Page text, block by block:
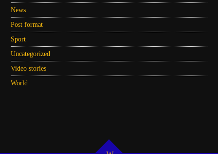
News
Post format
Sport
Uncategorized
Video stories
World